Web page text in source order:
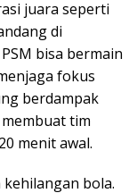
juara seperti
di
bisa bermain
fokus
berdampak
tim
menit awal.
bola.